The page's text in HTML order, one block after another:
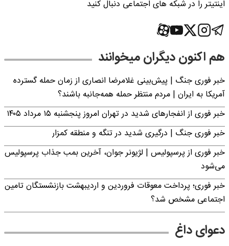
اینتیتر را در شبکه های اجتماعی دنبال کنید
هم اکنون دیگران میخوانند
خبر فوری جنگ | پیش‌بینی غلامرضا انصاری از زمان حمله گسترده
آمریکا به ایران | مردم منتظر حمله همه‌جانبه باشند؟
خبر فوری از انفجارهای شدید در تهران امروز پنجشنبه ۱۵ مرداد ۱۴۰۵
خبر فوری جنگ | درگیری شدید در تنگه و منطقه کمزار
خبر فوری از پرسپولیس | لژیونر جوان، آخرین بمب جذاب پرسپولیس
می‌شود
خبر فوری؛ پرداخت معوقات فروردین و اردیبهشت بازنشستگان تامین
اجتماعی مشخص شد؟
دعوای داغ